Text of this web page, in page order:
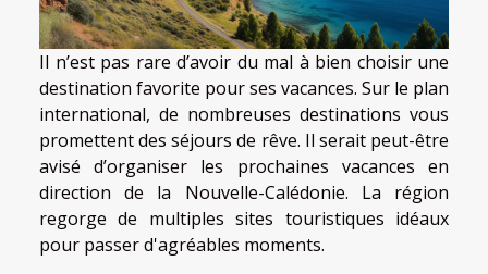
Il n’est pas rare d’avoir du mal à bien choisir une
destination favorite pour ses vacances. Sur le plan
international, de nombreuses destinations vous
promettent des séjours de rêve. Il serait peut-être
avisé d’organiser les prochaines vacances en
direction de la Nouvelle-Calédonie. La région
regorge de multiples sites touristiques idéaux
pour passer d'agréables moments.